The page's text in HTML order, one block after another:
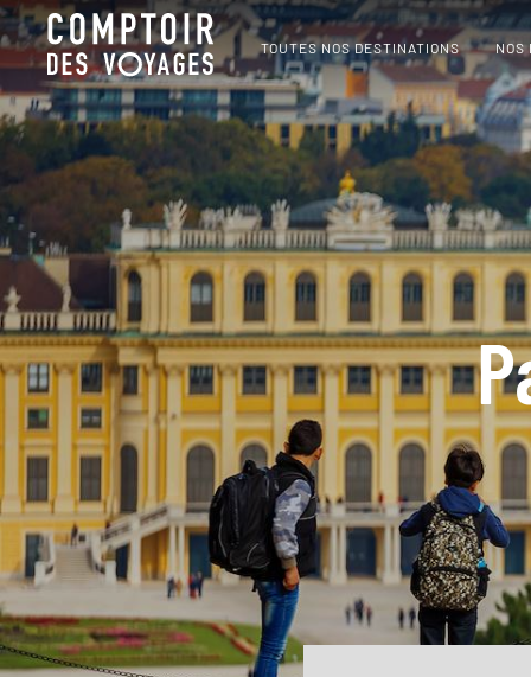
TOUTES NOS DESTINATIONS NOS